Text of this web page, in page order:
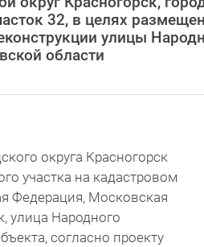
32, в целях
улицы
области
округа Красногорск
участка на кадастровом
Федерация, Московская
улица Народного
согласно проекту